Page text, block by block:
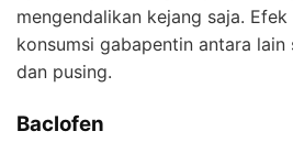
mengendalikan kejang saja.
konsumsi gabapentin antara lain
dan pusing.
Baclofen